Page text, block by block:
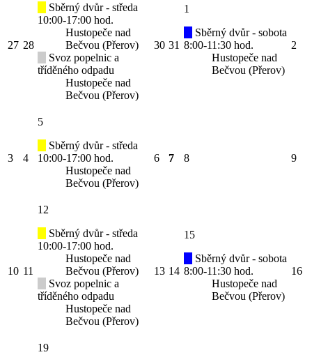
27 28
Sběrný dvůr - středa
10:00-17:00 hod.
Hustopeče nad
Bečvou (Přerov)
Svoz popelnic a
tříděného odpadu
Hustopeče nad
Bečvou (Přerov)
30 31
1
Sběrný dvůr - sobota
8:00-11:30 hod.
Hustopeče nad
Bečvou (Přerov)
2
3 4
5
Sběrný dvůr - středa
10:00-17:00 hod.
Hustopeče nad
Bečvou (Přerov)
6 7 8 9
10 11
12
Sběrný dvůr - středa
10:00-17:00 hod.
Hustopeče nad
Bečvou (Přerov)
Svoz popelnic a
tříděného odpadu
Hustopeče nad
Bečvou (Přerov)
13 14
15
Sběrný dvůr - sobota
8:00-11:30 hod.
Hustopeče nad
Bečvou (Přerov)
16
19